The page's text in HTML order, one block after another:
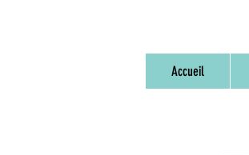
Accueil